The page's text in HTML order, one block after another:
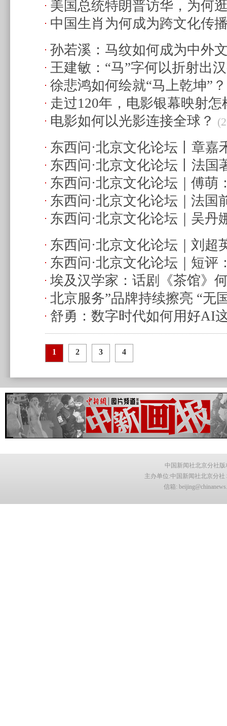
17:58)
美国总统特朗普访华，为何
园？(2026.5.28 17:15)
中国生肖为何成为跨文化传
(2026.3.1 14:16)
孙若溪：马纹如何成为中外
视觉符号？(2026.2.24 20:58)
王建敏：“马”字何以折射出
文明承载力？(2026.2.22 07:56)
徐悲鸿如何绘就“马上乾坤”？
走过120年，电影银幕映射怎
(2025.12.28 23:04)
电影如何以光影连接全球？
东西问·北京文化论坛丨章嘉
播关键在“移情”(2025.9.26
东西问·北京文化论坛丨法国
·阿诺：真正动人的故事，无
心 (2025.9.26 14:51)
东西问·北京文化论坛｜傅萌
物插上“翅膀”？(2025.9.25
东西问·北京文化论坛｜法国
文化始终是法中友好交往的
09:57)
东西问·北京文化论坛｜吴丹
与“Z世代”助推俄中文化交流
东西问·北京文化论坛｜刘超
博物馆之城“活”和“火”？
东西问·北京文化论坛｜短评
塑全球文明对话？ (2025.9.23
埃及汉学家：话剧《茶馆》
流互鉴的“社会镜像”？
北京服务”品牌持续擦亮 “无
国营商十佳案例(2025.9.20
舒勇：数字时代如何用好AI
(2025.9.20 11:35)
1 2 3 4
中国新闻社北京分社
主办单位:中国新闻社北京分社
信箱: